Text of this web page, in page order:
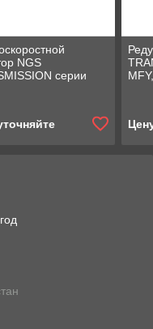
NGS
серии